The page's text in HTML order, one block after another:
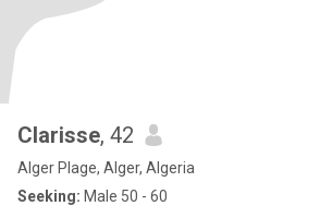
Clarisse, 42
Alger Plage, Alger, Algeria
Seeking: Male 50 - 60